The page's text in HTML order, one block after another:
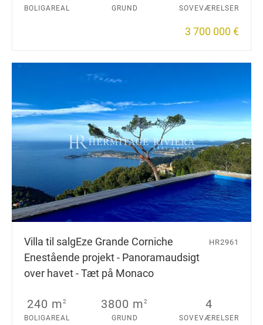
BOLIGAREAL GRUND SOVEVÆRELSER
3 700 000 €
Villa til salgEze Grande Corniche
Enestående projekt - Panoramaudsigt
over havet - Tæt på Monaco
HR2961
240 m2
BOLIGAREAL
3800 m2
GRUND
4
SOVEVÆRELSER